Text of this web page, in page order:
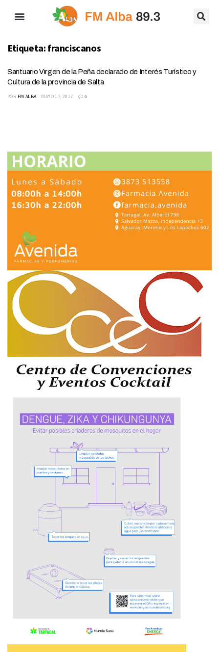
Etiqueta: franciscanos
Santuario Virgen de la Peña declarado de Interés Turístico y
Cultura de la provincia de Salta
POR FM ALBA MAYO 17, 2017 0